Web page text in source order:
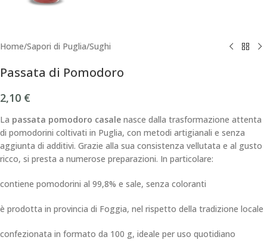
Home/Sapori di Puglia/Sughi
Passata di Pomodoro
2,10 €
La passata pomodoro casale nasce dalla trasformazione attenta
di pomodorini coltivati in Puglia, con metodi artigianali e senza
aggiunta di additivi. Grazie alla sua consistenza vellutata e al gusto
ricco, si presta a numerose preparazioni. In particolare:
contiene pomodorini al 99,8% e sale, senza coloranti
è prodotta in provincia di Foggia, nel rispetto della tradizione locale
confezionata in formato da 100 g, ideale per uso quotidiano